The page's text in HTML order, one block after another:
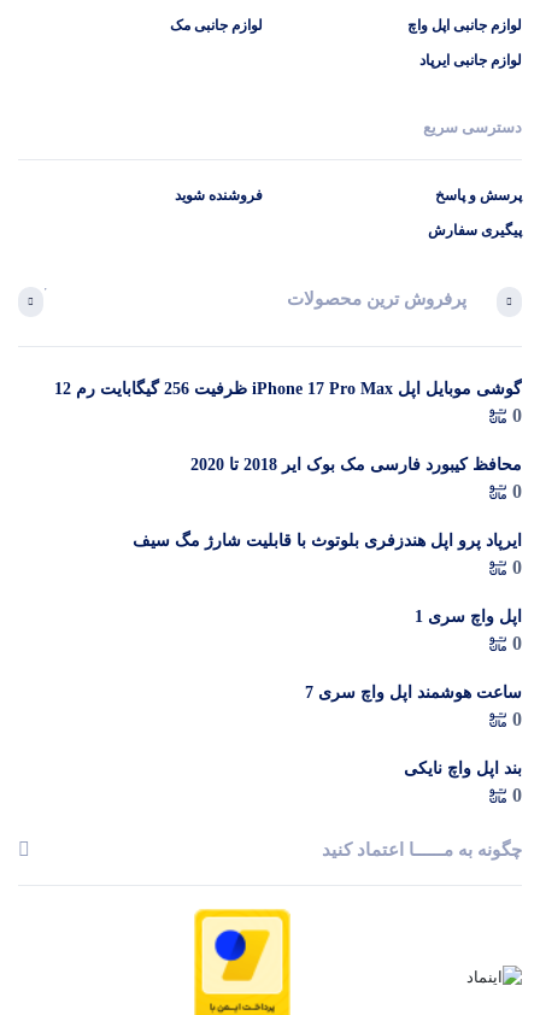
لوازم جانبی اپل واچ
لوازم جانبی ایرپاد
لوازم جانبی مک
دسترسی سریع
پرسش و پاسخ
پیگیری سفارش
فروشنده شوید
پرفروش ترین محصولات
گوشی موبایل اپل iPhone 17 Pro Max ظرفیت 256 گیگابایت رم 12
گیگابایت (ZAA) – Not Active رجیستر شده
0
محافظ کیبورد فارسی مک بوک ایر 2018 تا 2020
0
ایرپاد پرو اپل هندزفری بلوتوث با قابلیت شارژ مگ سیف
0
اپل واچ سری 1
0
ساعت هوشمند اپل واچ سری 7
0
بند اپل واچ نایکی
0
چگونه به مــــــا اعتماد کنید